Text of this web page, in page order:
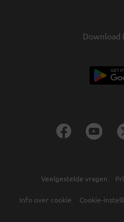
Download
Veelgestelde vragen
Info over cookie Cookie-